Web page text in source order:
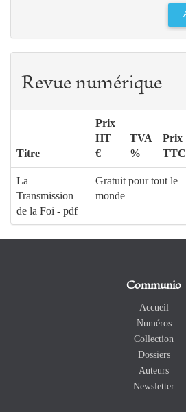
Revue numérique
Titre
Prix
HT
€
TVA
%
Prix
TTC
La
Transmission
de la Foi - pdf
Gratuit pour tout le
monde
Communio
Accueil
Numéros
Collection
Dossiers
Auteurs
Newsletter